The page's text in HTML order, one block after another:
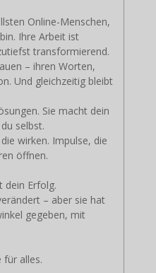
Online-Menschen,
Ihre Arbeit ist
transformierend.
– ihren Worten,
Und gleichzeitig bleibt
Sie macht dein
selbst.
wirken. Impulse, die
öffnen.
dein Erfolg.
– aber sie hat
gegeben, mit
für alles.